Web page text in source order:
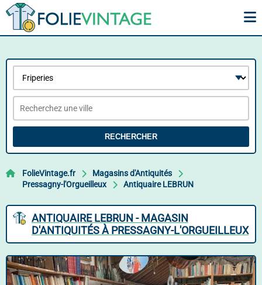
RECHERCHER
FolieVintage.fr
Magasins d'Antiquités
Pressagny-l'Orgueilleux
Antiquaire LEBRUN
ANTIQUAIRE LEBRUN - MAGASIN
D'ANTIQUITÉS À PRESSAGNY-L'ORGUEILLEUX